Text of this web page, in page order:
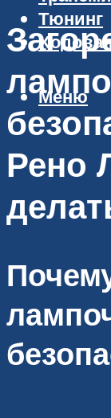
Тюнинг
Меню
Рено